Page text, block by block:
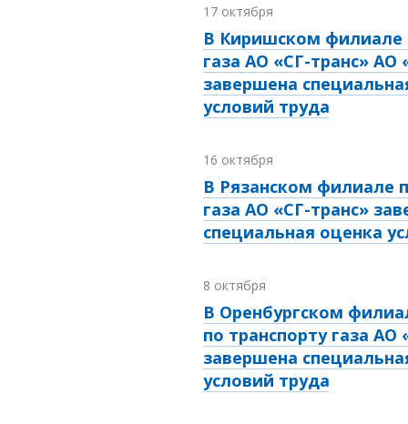
17 октября
В Киришском филиале
газа АО «СГ-транс» АО
завершена
условий труда
16 октября
В Рязанском филиале
газа АО «СГ-транс»
специальная оценка
8 октября
В Оренбургском
по транспорту газа АО
завершена
условий труда